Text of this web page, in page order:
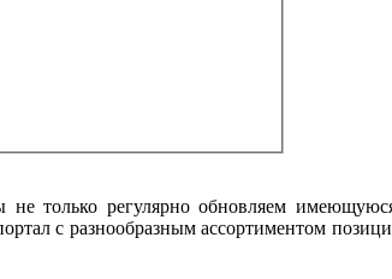
только регулярно обновляем
с разнообразным ассортиментом